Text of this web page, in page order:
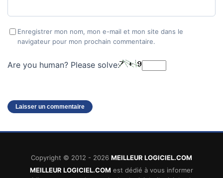
Enregistrer mon nom, mon e-mail et mon site dans le
navigateur pour mon prochain commentaire.
Are you human? Please solve:
Copyright © 2012 - 2026 MEILLEUR LOGICIEL.COM
MEILLEUR LOGICIEL.COM est dédié à vous informer